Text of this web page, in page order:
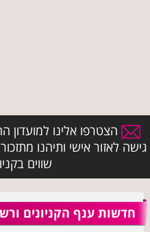
הצטרפו אלינו למועדון
גישה לאזור אישי ותיהנו
שווים
חדשות ענף הקניונים